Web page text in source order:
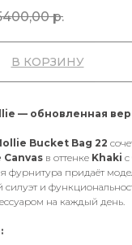
р.
В КОРЗИНУ
— обновленная
Bucket Bag 22
в оттенке Khaki
фурнитура придаёт
и
на каждый день.